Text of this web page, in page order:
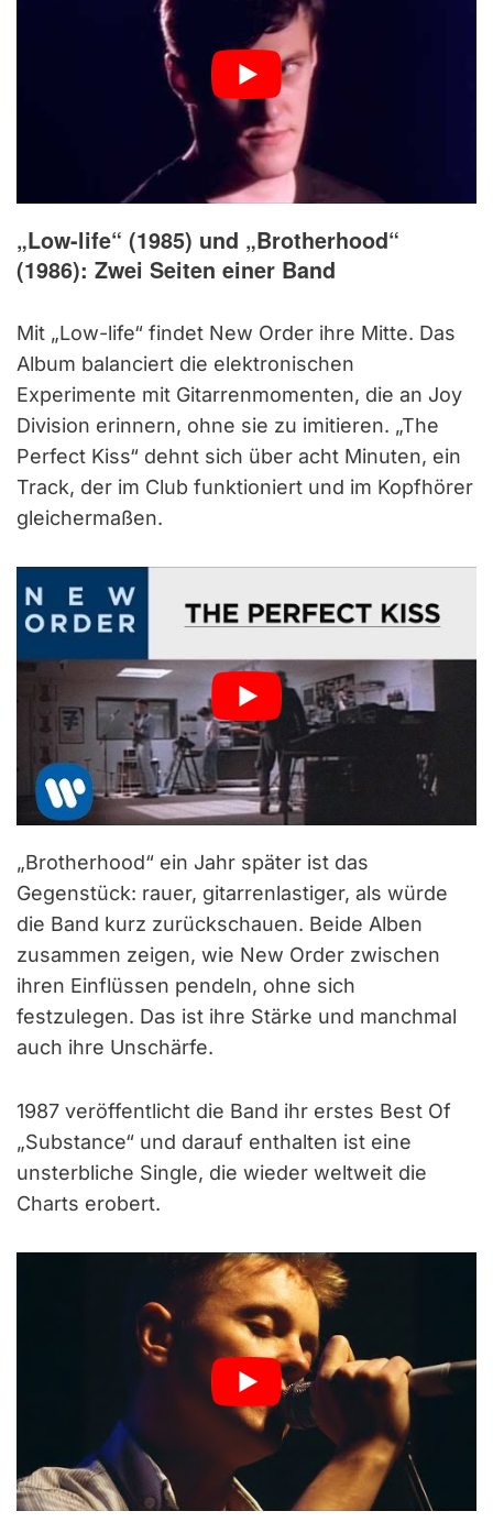
„Low-life“ (1985) und „Brotherhood“
(1986): Zwei Seiten einer Band
Mit „Low-life“ findet New Order ihre Mitte. Das
Album balanciert die elektronischen
Experimente mit Gitarrenmomenten, die an Joy
Division erinnern, ohne sie zu imitieren. „The
Perfect Kiss“ dehnt sich über acht Minuten, ein
Track, der im Club funktioniert und im Kopfhörer
gleichermaßen.
„Brotherhood“ ein Jahr später ist das
Gegenstück: rauer, gitarrenlastiger, als würde
die Band kurz zurückschauen. Beide Alben
zusammen zeigen, wie New Order zwischen
ihren Einflüssen pendeln, ohne sich
festzulegen. Das ist ihre Stärke und manchmal
auch ihre Unschärfe.
1987 veröffentlicht die Band ihr erstes Best Of
„Substance“ und darauf enthalten ist eine
unsterbliche Single, die wieder weltweit die
Charts erobert.